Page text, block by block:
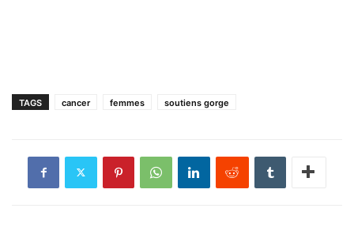
TAGS cancer femmes soutiens gorge